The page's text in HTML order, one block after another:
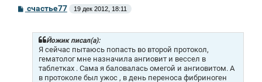
С
о
счастье77 19 дек 2012, 18:11
Йожик писал(а):
Я сейчас пытаюсь попасть во второй протокол,
гематолог мне назначила ангиовит и вессел в
таблетках . Сама я баловалась омегой и ангиовитом. А
в протоколе был ужос , в день переноса фибриноген